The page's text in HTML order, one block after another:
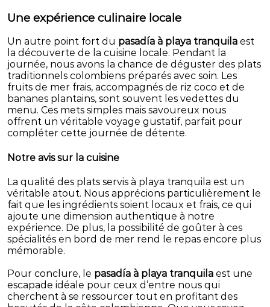
Une expérience culinaire locale
Un autre point fort du pasadía à playa tranquila est
la découverte de la cuisine locale. Pendant la
journée, nous avons la chance de déguster des plats
traditionnels colombiens préparés avec soin. Les
fruits de mer frais, accompagnés de riz coco et de
bananes plantains, sont souvent les vedettes du
menu. Ces mets simples mais savoureux nous
offrent un véritable voyage gustatif, parfait pour
compléter cette journée de détente.
Notre avis sur la cuisine
La qualité des plats servis à playa tranquila est un
véritable atout. Nous apprécions particulièrement le
fait que les ingrédients soient locaux et frais, ce qui
ajoute une dimension authentique à notre
expérience. De plus, la possibilité de goûter à ces
spécialités en bord de mer rend le repas encore plus
mémorable.
Pour conclure, le pasadía à playa tranquila est une
escapade idéale pour ceux d’entre nous qui
cherchent à se ressourcer tout en profitant des